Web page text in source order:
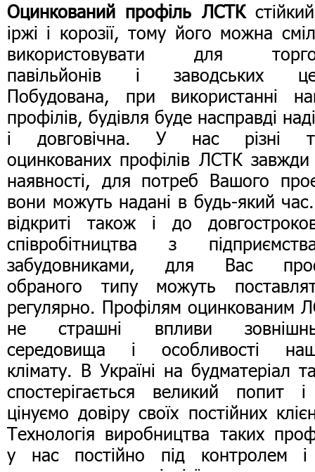
Оцинкований профіль ЛСТК
іржі і корозії, тому його можна
використовувати для
павільйонів і заводських
Побудована, при використанні
профілів, будівля буде насправді
і довговічна. У нас різні
оцинкованих профілів ЛСТК
наявності, для потреб Вашого
вони можуть надані в будь-який
відкриті також і до
співробітництва з
забудовниками, для Вас
обраного типу можуть
регулярно. Профілям оцинкованим
не страшні впливи
середовища і особливості
клімату. В Україні на будматеріал
спостерігається великий попит
цінуємо довіру своїх постійних
Технологія виробництва таких
у нас постійно під контролем